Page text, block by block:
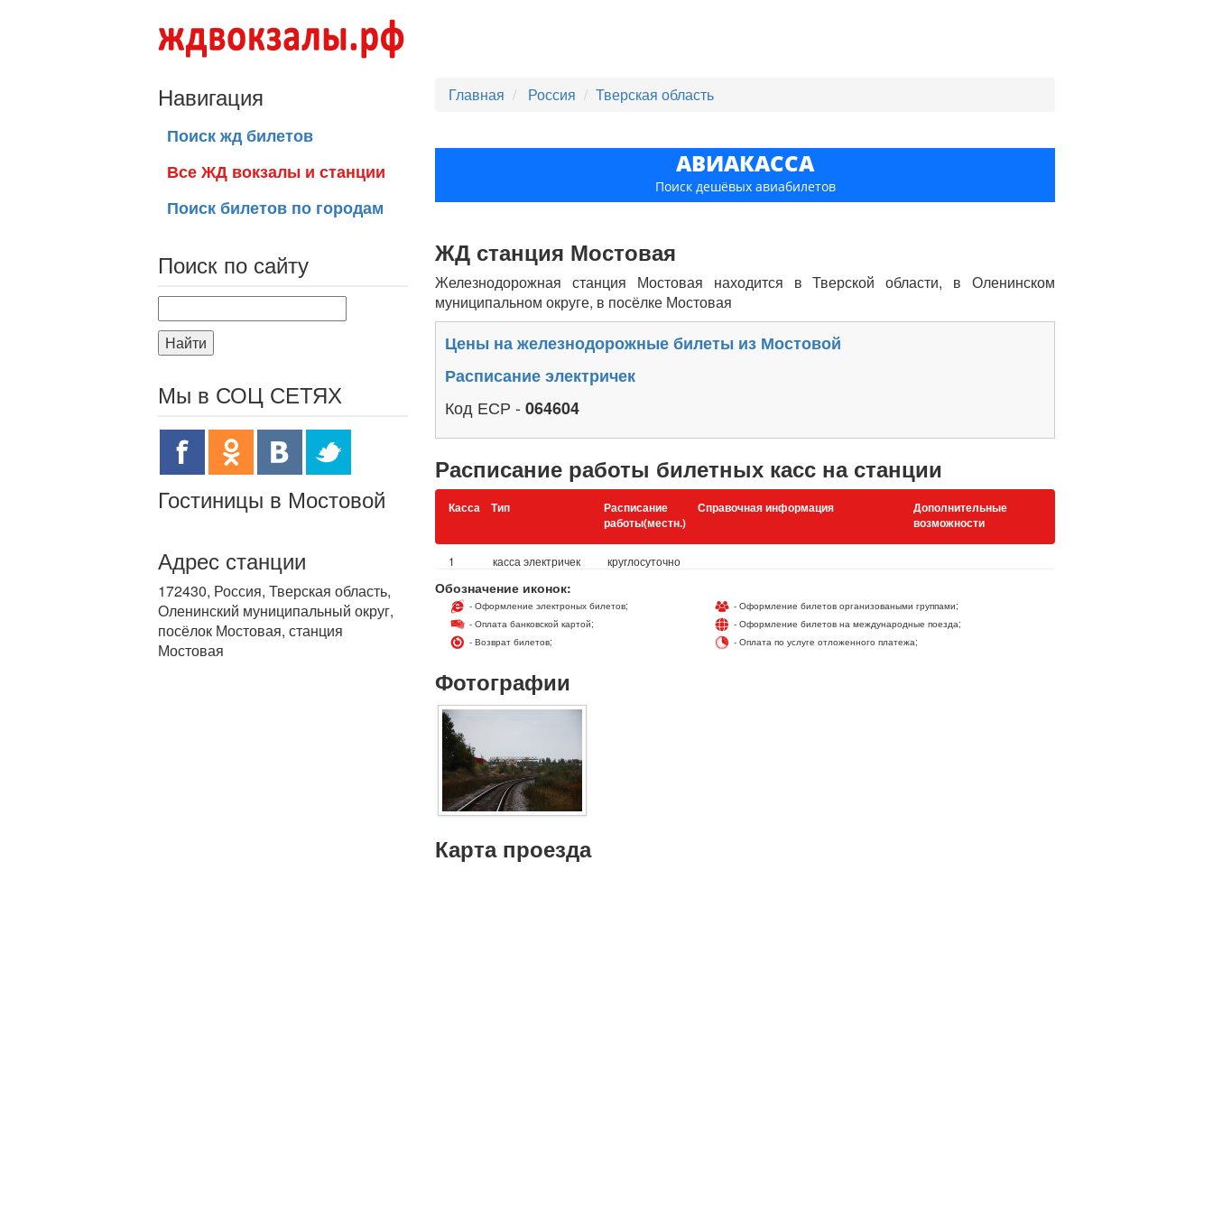
Главная Россия Тверская область
АВИАКАССА
Поиск дешёвых авиабилетов
ЖД станция Мостовая
Железнодорожная станция Мостовая находится в Тверской области, в Оленинском
муниципальном округе, в посёлке Мостовая
Цены на железнодорожные билеты из Мостовой
Расписание электричек
Код ЕСР -064604
Расписание работы билетных касс на станции
Касса Тип
Расписание
работы(местн.)
Справочная информация
Дополнительные
возможности
1 касса электричек круглосуточно
Обозначение иконок:
- Оформление электроных билетов;
- Оплата банковской картой;
- Возврат билетов;
- Оформление билетов организоваными группами;
- Оформление билетов на международные поезда;
- Оплата по услуге отложенного платежа;
Фотографии
Карта проезда
Навигация
Поиск жд билетов
Все ЖД вокзалы и станции
Поиск билетов по городам
Поиск по сайту
Найти
Мы в СОЦ СЕТЯХ
Гостиницы в Мостовой
Адрес станции
172430, Россия, Тверская область,
Оленинский муниципальный округ,
посёлок Мостовая, станция
Мостовая